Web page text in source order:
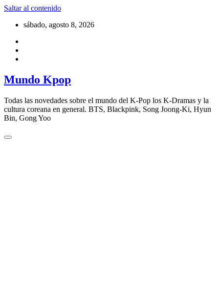
Saltar al contenido
sábado, agosto 8, 2026
Mundo Kpop
Todas las novedades sobre el mundo del K-Pop los K-Dramas y la
cultura coreana en general. BTS, Blackpink, Song Joong-Ki, Hyun
Bin, Gong Yoo